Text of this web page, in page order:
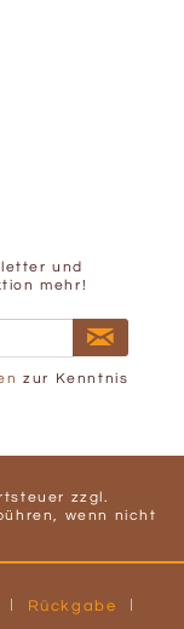
und
mehr!
zur Kenntnis
zzgl.
wenn nicht
Rückgabe